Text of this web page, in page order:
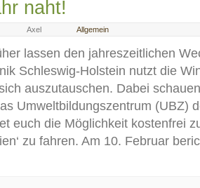
naht!
Axel Allgemein
lassen den jahreszeitlichen
Schleswig-Holstein nutzt die
auszutauschen. Dabei
Umweltbildungszentrum (UBZ)
euch die Möglichkeit kostenfrei
zu fahren. Am 10. Februar